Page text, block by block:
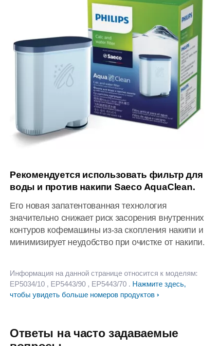
Рекомендуется использовать фильтр для
воды и против накипи Saeco AquaClean.
Его новая запатентованная технология
значительно снижает риск засорения внутренних
контуров кофемашины из-за скопления накипи и
минимизирует неудобство при очистке от накипи.
Информация на данной странице относится к моделям:
EP5034/10 , EP5443/90 , EP5443/70 . Нажмите здесь,
чтобы увидеть больше номеров продуктов
Ответы на часто задаваемые